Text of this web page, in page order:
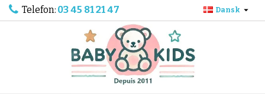
Telefon: 03 45 81 21 47 Dansk 